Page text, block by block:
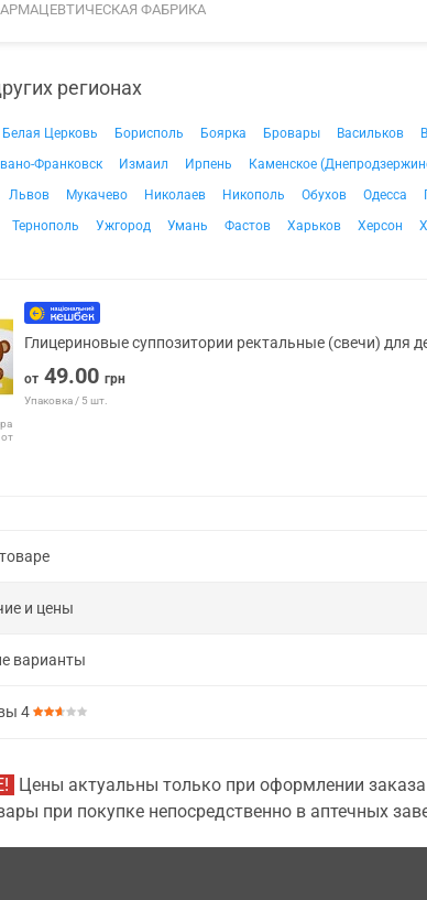
ФАБРИКА
регионах
Белая Церковь Борисполь Боярка Бровары Васильков
Франковск Измаил Ирпень Каменское
Львов Мукачево Николаев Никополь Обухов Одесса
Тернополь Ужгород Умань Фастов Харьков Херсон
Глицериновые суппозитории ректальные (свечи) для
от 49.00 грн
Упаковка / 5 шт.
и цены
варианты
4
Цены актуальны только при оформлении
при покупке непосредственно в аптечных